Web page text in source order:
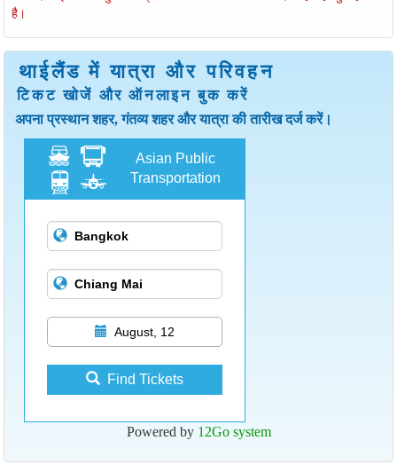
है।
थाईलैंड में यात्रा और परिवहन
टिकट खोजें और ऑनलाइन बुक करें
अपना प्रस्थान शहर, गंतव्य शहर और यात्रा की तारीख दर्ज करें।
Asian Public
Transportation
August, 12
Find Tickets
Powered by 12Go system